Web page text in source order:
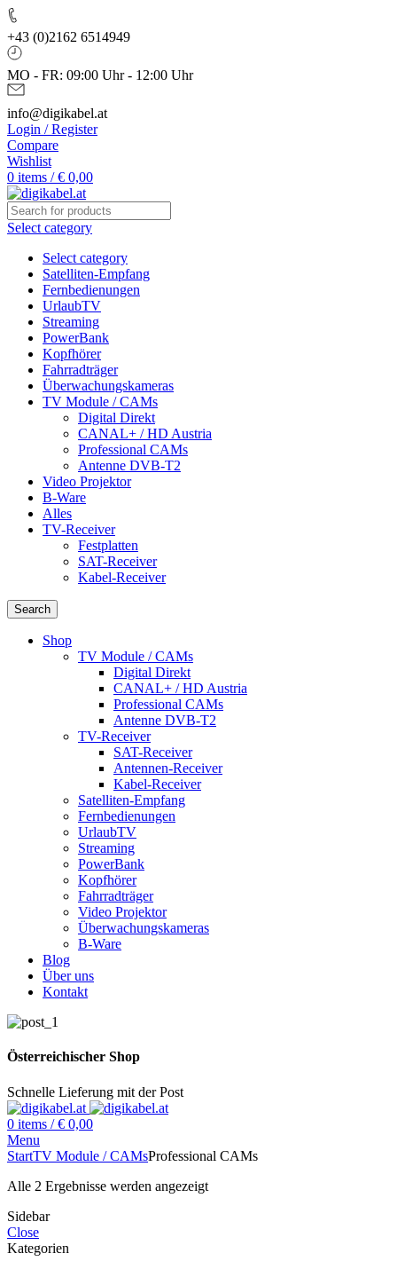
+43 (0)2162 6514949
MO - FR: 09:00 Uhr - 12:00 Uhr
info@digikabel.at
Login / Register
Compare
Wishlist
0 items / € 0,00
Select category
Select category
Satelliten-Empfang
Fernbedienungen
UrlaubTV
Streaming
PowerBank
Kopfhörer
Fahrradträger
Überwachungskameras
TV Module / CAMs
Digital Direkt
CANAL+ / HD Austria
Professional CAMs
Antenne DVB-T2
Video Projektor
B-Ware
Alles
TV-Receiver
Festplatten
SAT-Receiver
Kabel-Receiver
Search
Shop
TV Module / CAMs
Digital Direkt
CANAL+ / HD Austria
Professional CAMs
Antenne DVB-T2
TV-Receiver
SAT-Receiver
Antennen-Receiver
Kabel-Receiver
Satelliten-Empfang
Fernbedienungen
UrlaubTV
Streaming
PowerBank
Kopfhörer
Fahrradträger
Video Projektor
Überwachungskameras
B-Ware
Blog
Über uns
Kontakt
Österreichischer Shop
Schnelle Lieferung mit der Post
0 items / € 0,00
Menu
StartTV Module / CAMsProfessional CAMs
Alle 2 Ergebnisse werden angezeigt
Sidebar
Close
Kategorien